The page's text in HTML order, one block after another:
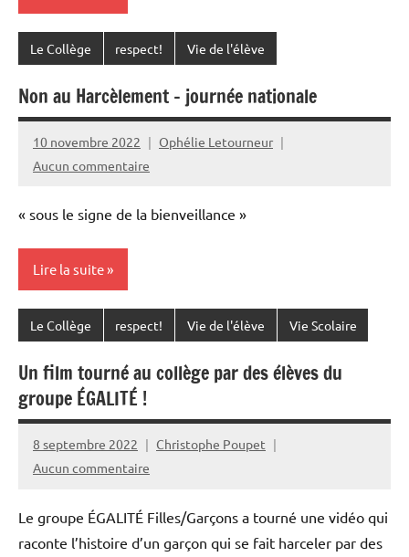
Le Collège respect! Vie de l'élève
Non au Harcèlement – journée nationale
10 novembre 2022
Ophélie Letourneur
Aucun commentaire
« sous le signe de la bienveillance »
Lire la suite
Le Collège respect! Vie de l'élève Vie Scolaire
Un film tourné au collège par des élèves du
groupe ÉGALITÉ !
8 septembre 2022
Christophe Poupet
Aucun commentaire
Le groupe ÉGALITÉ Filles/Garçons a tourné une vidéo qui
raconte l’histoire d’un garçon qui se fait harceler par des